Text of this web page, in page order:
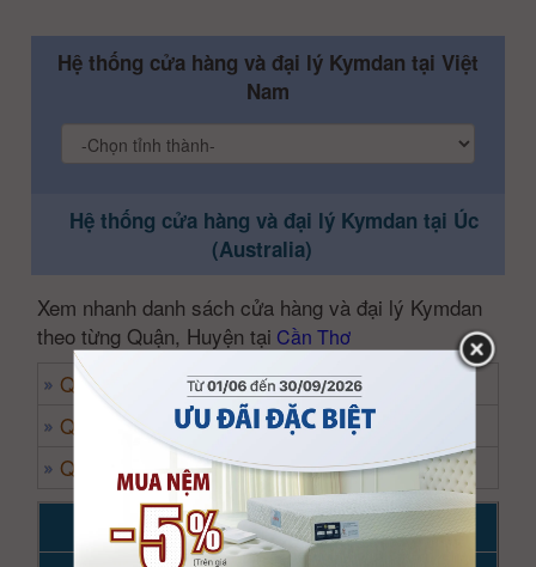
Hệ thống cửa hàng và đại lý Kymdan tại Việt
Nam
Hệ thống cửa hàng và đại lý Kymdan tại Úc
(Australia)
Xem nhanh danh sách cửa hàng và đại lý Kymdan
theo từng Quận, Huyện tại Cần Thơ
Q.Ninh Kiều
Q.Cái Răng
Q.Thốt Nốt
Địa chỉ